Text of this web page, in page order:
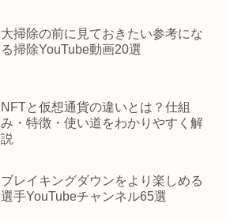
大掃除の前に見ておきたい参考にな
る掃除YouTube動画20選
NFTと仮想通貨の違いとは？仕組
み・特徴・使い道をわかりやすく解
説
ブレイキングダウンをより楽しめる
選手YouTubeチャンネル65選